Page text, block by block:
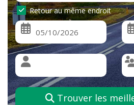
Retour au même endroit
Trouver les